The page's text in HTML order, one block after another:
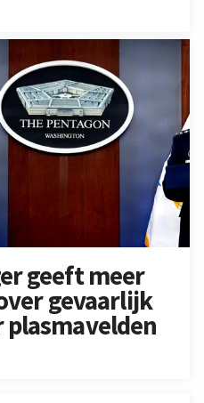
geeft meer
gevaarlijk